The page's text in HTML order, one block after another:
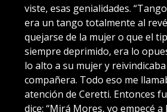
viste, esas genialidades.
era un tango totalmente al
quejarse de la mujer o que el
siempre deprimido, era lo
lo alto a su mujer y
compañera. Todo eso me
atención de Ceretti. Entonces
dice: “Mirá Mores, yo empecé a